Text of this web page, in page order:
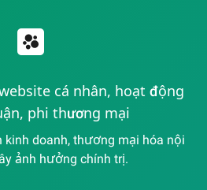
cá nhân, hoạt động
phi thương mại
kinh doanh, thương mại hóa nội
ảnh hưởng chính trị.